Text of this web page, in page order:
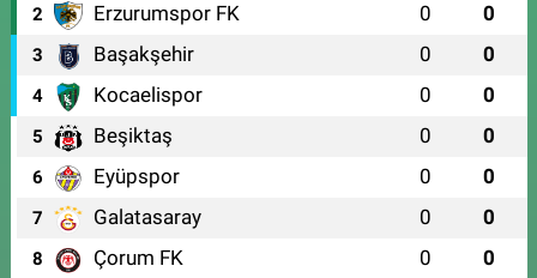
2 Erzurumspor FK 0 0
3 Başakşehir 0 0
4 Kocaelispor 0 0
5 Beşiktaş 0 0
6 Eyüpspor 0 0
7 Galatasaray 0 0
8 Çorum FK 0 0